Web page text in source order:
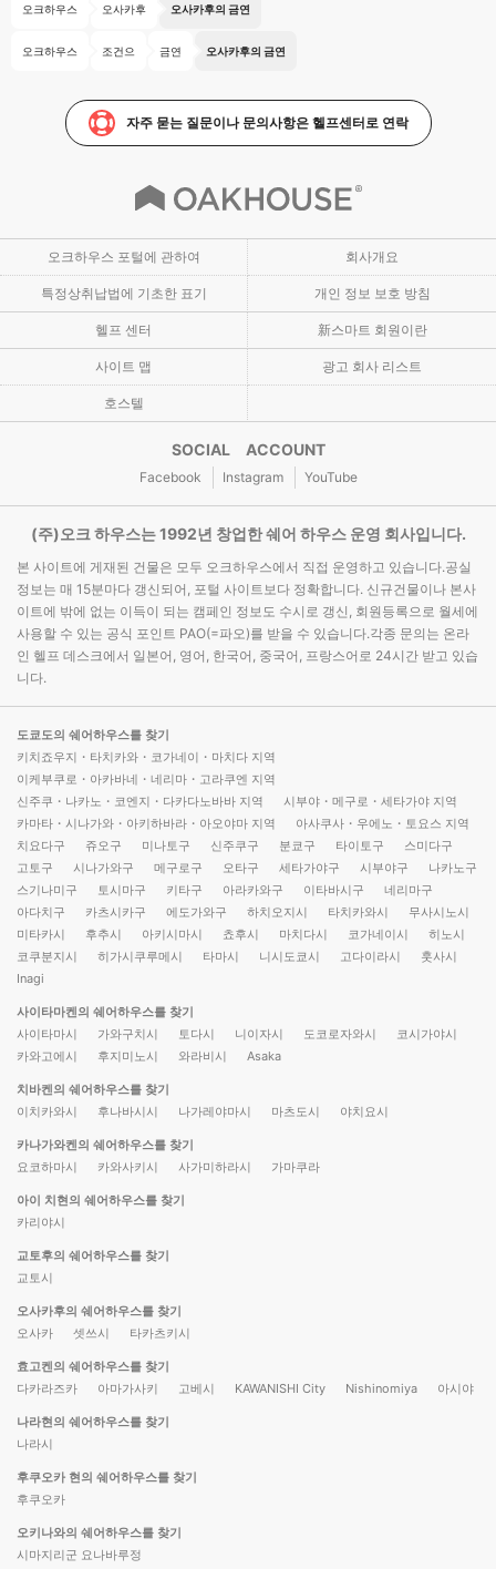
오크하우스 오사카후 오사카후의 금연
오크하우스 조건으 금연 오사카후의 금연
자주 묻는 질문이나 문의사항은 헬프센터로 연락
오크하우스 포털에 관하여 회사개요
특정상취납법에 기초한 표기 개인 정보 보호 방침
헬프 센터 新스마트 회원이란
사이트 맵 광고 회사 리스트
호스텔
SOCIAL ACCOUNT
Facebook Instagram YouTube
(주)오크 하우스는 1992년 창업한 쉐어 하우스 운영 회사입니다.
본 사이트에 게재된 건물은 모두 오크하우스에서 직접 운영하고 있습니다.공실
정보는 매 15분마다 갱신되어, 포털 사이트보다 정확합니다. 신규건물이나 본사
이트에 밖에 없는 이득이 되는 캠페인 정보도 수시로 갱신, 회원등록으로 월세에
사용할 수 있는 공식 포인트 PAO(=파오)를 받을 수 있습니다.각종 문의는 온라
인 헬프 데스크에서 일본어, 영어, 한국어, 중국어, 프랑스어로 24시간 받고 있습
니다.
도쿄도의 쉐어하우스를 찾기
키치죠우지・타치카와・코가네이・마치다 지역
이케부쿠로・아카바네・네리마・고라쿠엔 지역
신주쿠・나카노・코엔지・다카다노바바 지역
시부야・메구로・세타가야 지역
카마타・시나가와・아키하바라・아오야마 지역
아사쿠사・우에노・토요스 지역
치요다구
쥬오구 미나토구 신주쿠구 분쿄구 타이토구
스미다구
고토구
시나가와구 메구로구 오타구 세타가야구 시부야구
나카노구
스기나미구
토시마구 키타구 아라카와구 이타바시구
네리마구
아다치구
카츠시카구 에도가와구 하치오지시 타치카와시
무사시노시
미타카시
후추시 아키시마시 쵸후시 마치다시 코가네이시
히노시
코쿠분지시
히가시쿠루메시 타마시 니시도쿄시 고다이라시
훗사시
Inagi
사이타마켄의 쉐어하우스를 찾기
사이타마시
가와구치시 토다시 니이자시 도코로자와시
코시가야시
카와고에시
후지미노시 와라비시 Asaka
치바켄의 쉐어하우스를 찾기
이치카와시
후나바시시 나가레야마시 마츠도시 야치요시
카나가와켄의 쉐어하우스를 찾기
요코하마시
카와사키시 사가미하라시 가마쿠라
아이 치현의 쉐어하우스를 찾기
카리야시
교토후의 쉐어하우스를 찾기
교토시
오사카후의 쉐어하우스를 찾기
오사카
셋쓰시 타카츠키시
효고켄의 쉐어하우스를 찾기
다카라즈카
아마가사키 고베시 KAWANISHI City Nishinomiya 아시야
나라현의 쉐어하우스를 찾기
나라시
후쿠오카 현의 쉐어하우스를 찾기
후쿠오카
오키나와의 쉐어하우스를 찾기
시마지리군 요나바루정